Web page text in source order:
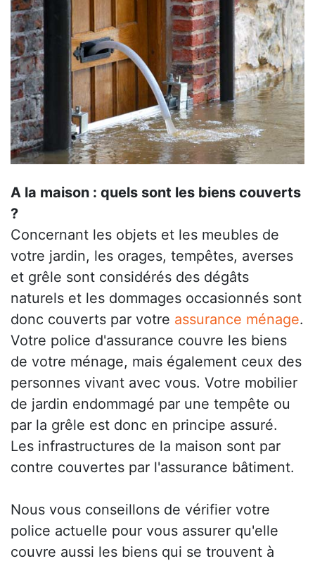
A la maison : quels sont les biens couverts
?
Concernant les objets et les meubles de
votre jardin, les orages, tempêtes, averses
et grêle sont considérés des dégâts
naturels et les dommages occasionnés sont
donc couverts par votre assurance ménage.
Votre police d'assurance couvre les biens
de votre ménage, mais également ceux des
personnes vivant avec vous. Votre mobilier
de jardin endommagé par une tempête ou
par la grêle est donc en principe assuré.
Les infrastructures de la maison sont par
contre couvertes par l'assurance bâtiment.
Nous vous conseillons de vérifier votre
police actuelle pour vous assurer qu'elle
couvre aussi les biens qui se trouvent à